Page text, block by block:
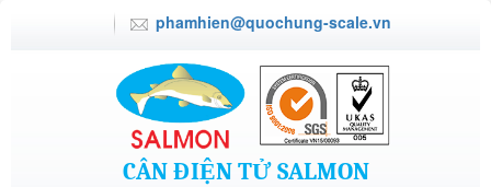
phamhien@quochung-scale.vn
CÂN ĐIỆN TỬ SALMON